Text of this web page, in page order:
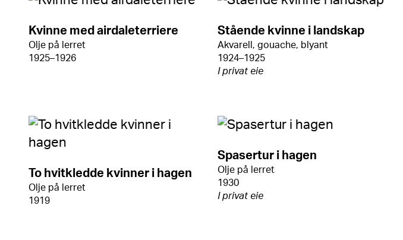
Kvinne med airdaleterriere
Olje på lerret
1925–1926
Stående kvinne i landskap
Akvarell, gouache, blyant
1924–1925
I privat eie
To hvitkledde kvinner i hagen
Olje på lerret
1919
Spasertur i hagen
Olje på lerret
1930
I privat eie